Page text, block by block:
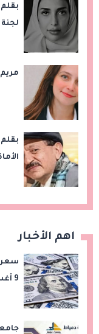
اهم الأخبار
سعر
9 أغسطس 2026